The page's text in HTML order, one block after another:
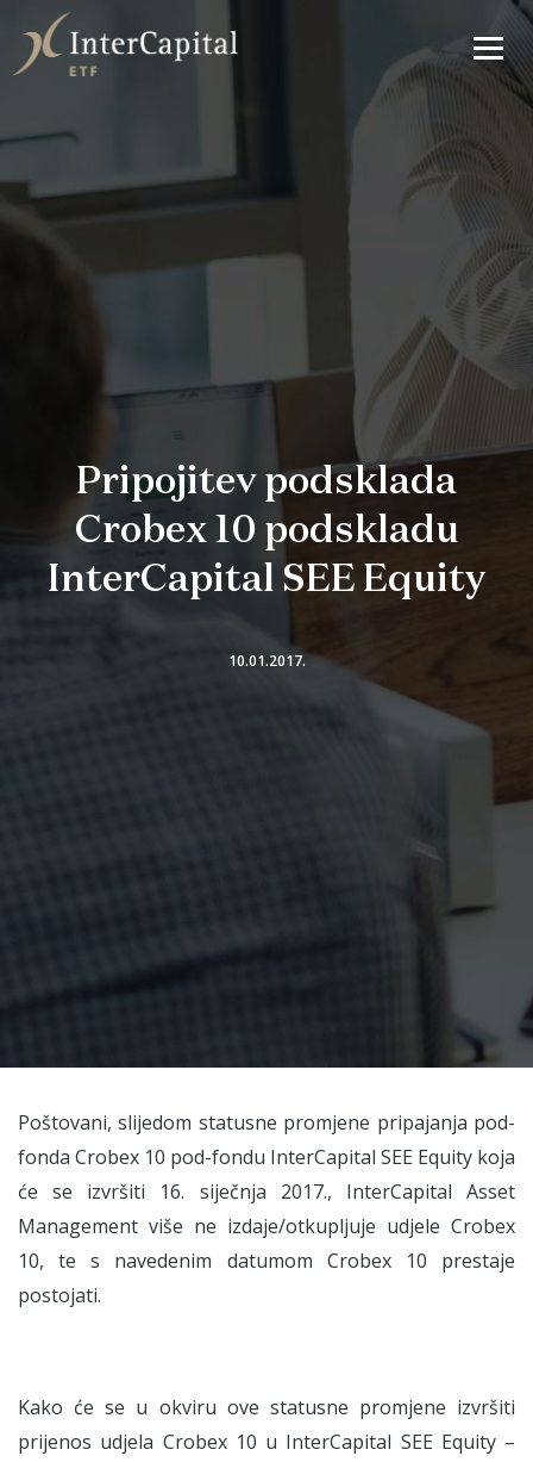
Pripojitev podsklada
Crobex 10 podskladu
InterCapital SEE Equity
10.01.2017.
Poštovani, slijedom statusne promjene pripajanja pod-
fonda Crobex 10 pod-fondu InterCapital SEE Equity koja
će se izvršiti 16. siječnja 2017., InterCapital Asset
Management više ne izdaje/otkupljuje udjele Crobex
10, te s navedenim datumom Crobex 10 prestaje
postojati.
Kako će se u okviru ove statusne promjene izvršiti
prijenos udjela Crobex 10 u InterCapital SEE Equity –